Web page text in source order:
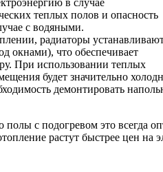
в случае
теплых полов и опасность
с водяными.
радиаторы
окнами), что обеспечивает
При использовании теплых
будет значительно
демонтировать
полы с подогревом это всегда
растут быстрее цен на